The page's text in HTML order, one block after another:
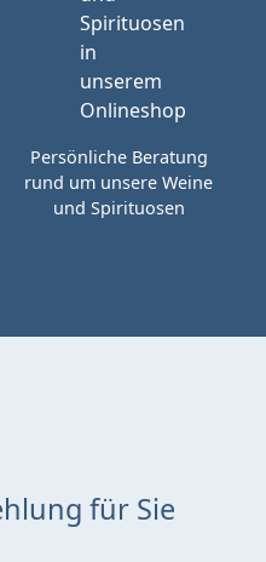
Persönliche Beratung
rund um unsere Weine
und Spirituosen
für Sie